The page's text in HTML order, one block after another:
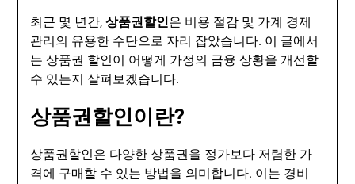
최근 몇 년간,상품권할인은 비용 절감 및 가계 경제
관리의 유용한 수단으로 자리 잡았습니다. 이 글에서
는 상품권 할인이 어떻게 가정의 금융 상황을 개선할
수 있는지 살펴보겠습니다.
상품권할인이란?
상품권할인은 다양한 상품권을 정가보다 저렴한 가
격에 구매할 수 있는 방법을 의미합니다. 이는 경비